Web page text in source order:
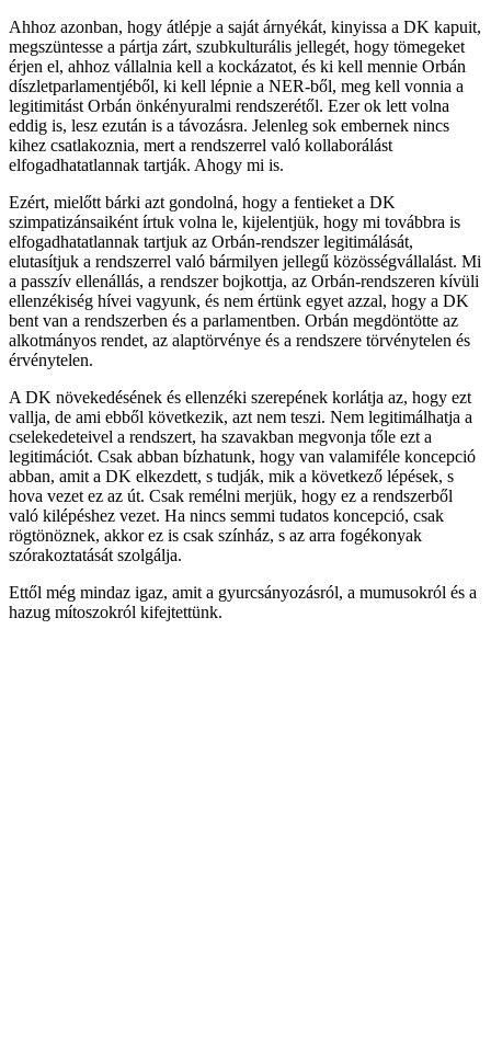
Ahhoz azonban, hogy átlépje a saját árnyékát, kinyissa a DK kapuit,
megszüntesse a pártja zárt, szubkulturális jellegét, hogy tömegeket
érjen el, ahhoz vállalnia kell a kockázatot, és ki kell mennie Orbán
díszletparlamentjéből, ki kell lépnie a NER-ből, meg kell vonnia a
legitimitást Orbán önkényuralmi rendszerétől. Ezer ok lett volna
eddig is, lesz ezután is a távozásra. Jelenleg sok embernek nincs
kihez csatlakoznia, mert a rendszerrel való kollaborálást
elfogadhatatlannak tartják. Ahogy mi is.
Ezért, mielőtt bárki azt gondolná, hogy a fentieket a DK
szimpatizánsaiként írtuk volna le, kijelentjük, hogy mi továbbra is
elfogadhatatlannak tartjuk az Orbán-rendszer legitimálását,
elutasítjuk a rendszerrel való bármilyen jellegű közösségvállalást. Mi
a passzív ellenállás, a rendszer bojkottja, az Orbán-rendszeren kívüli
ellenzékiség hívei vagyunk, és nem értünk egyet azzal, hogy a DK
bent van a rendszerben és a parlamentben. Orbán megdöntötte az
alkotmányos rendet, az alaptörvénye és a rendszere törvénytelen és
érvénytelen.
A DK növekedésének és ellenzéki szerepének korlátja az, hogy ezt
vallja, de ami ebből következik, azt nem teszi. Nem legitimálhatja a
cselekedeteivel a rendszert, ha szavakban megvonja tőle ezt a
legitimációt. Csak abban bízhatunk, hogy van valamiféle koncepció
abban, amit a DK elkezdett, s tudják, mik a következő lépések, s
hova vezet ez az út. Csak remélni merjük, hogy ez a rendszerből
való kilépéshez vezet. Ha nincs semmi tudatos koncepció, csak
rögtönöznek, akkor ez is csak színház, s az arra fogékonyak
szórakoztatását szolgálja.
Ettől még mindaz igaz, amit a gyurcsányozásról, a mumusokról és a
hazug mítoszokról kifejtettünk.